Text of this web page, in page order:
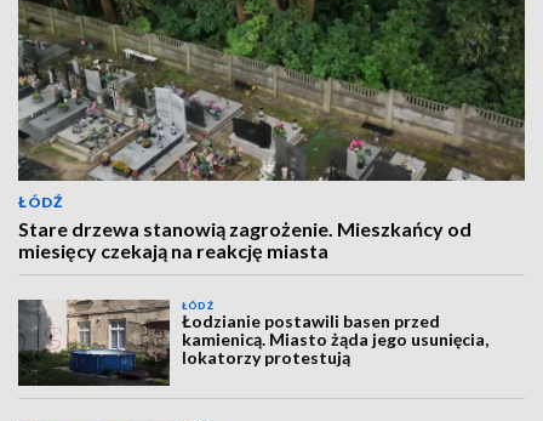
ŁÓDŹ
Stare drzewa stanowią zagrożenie. Mieszkańcy od
miesięcy czekają na reakcję miasta
ŁÓDŹ
Łodzianie postawili basen przed
kamienicą. Miasto żąda jego usunięcia,
lokatorzy protestują